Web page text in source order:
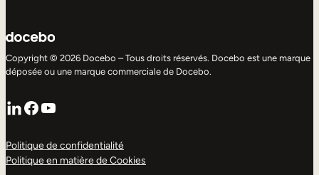
Copyright © 2026 Docebo – Tous droits réservés. Docebo est une marque
déposée ou une marque commerciale de Docebo.
LinkedIn
Facebook
YouTube
Politique de confidentialité
Politique en matière de Cookies